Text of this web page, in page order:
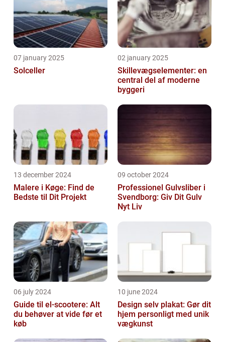
07 january 2025
Solceller
02 january 2025
Skillevægselementer: en
central del af moderne
byggeri
13 december 2024
Malere i Køge: Find de
Bedste til Dit Projekt
09 october 2024
Professionel Gulvsliber i
Svendborg: Giv Dit Gulv
Nyt Liv
06 july 2024
Guide til el-scootere: Alt
du behøver at vide før et
køb
10 june 2024
Design selv plakat: Gør dit
hjem personligt med unik
vægkunst